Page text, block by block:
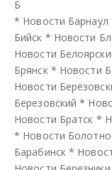
Б
* Новости Барнаул
Бийск * Новости
Новости
Брянск * Новости
Новости
Березовский *
Новости Братск *
* Новости
Барабинск *